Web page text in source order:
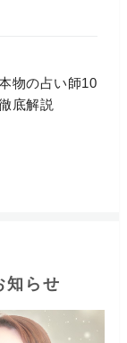
物の占い師10
底解説
知らせ